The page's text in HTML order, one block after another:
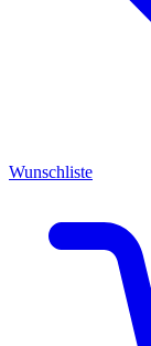
Wunschliste